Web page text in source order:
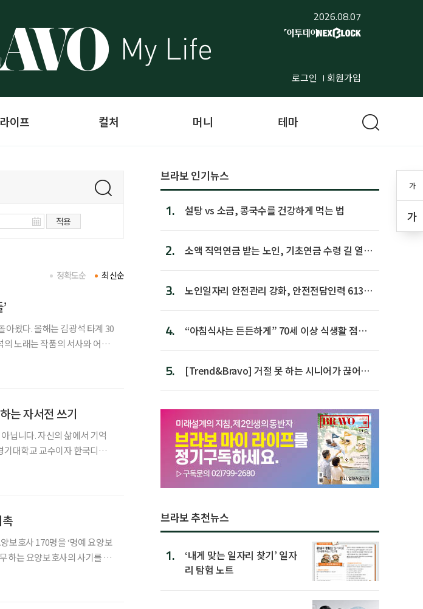
2026.08.07
로그인 회원가입
가
가
라이프 컬처 머니 테마
적용
최신순
정확도순
아왔다. 올해는 김광석 타계 30
노래는 작품의 서사와 어우
는 자서전 쓰기
닙니다. 자신의 삶에서 기억
보호사 170명을 ‘명예 요양보
브라보 인기뉴스
1. 설탕 vs 소금, 콩국수를 건강하게 먹는 법
2.
소액 직역연금 받는 노인, 기초연금 수령 길 열린
3.
노인일자리 안전관리 강화, 안전전담인력 613명
4.
“아침식사는 든든하게” 70세 이상 식생활 점수
5.
[Trend&Bravo] 거절 못 하는 시니어가 끊어야
브라보 추천뉴스
1.
‘내게 맞는 일자리 찾기’ 일자
리 탐험 노트